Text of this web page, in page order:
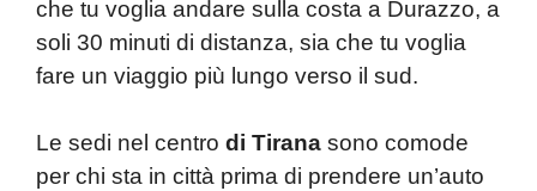
che tu voglia andare sulla costa a Durazzo, a
soli 30 minuti di distanza, sia che tu voglia
fare un viaggio più lungo verso il sud.
Le sedi nel centro di Tirana sono comode
per chi sta in città prima di prendere un’auto